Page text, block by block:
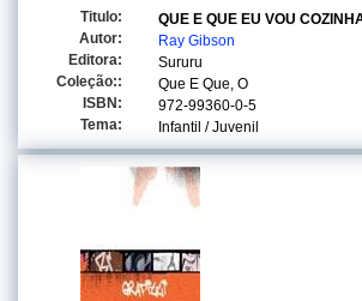
Titulo:
QUE E QUE EU VOU
Autor:
Ray Gibson
Editora:
Sururu
Coleção::
Que E Que, O
ISBN:
972-99360-0-5
Tema:
Infantil / Juvenil